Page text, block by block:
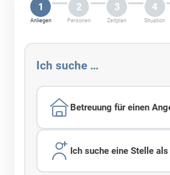
1
Anliegen
2
Personen
3
Zeitplan
4
Situation
Ich suche …
Betreuung für einen
Ich suche eine Stelle